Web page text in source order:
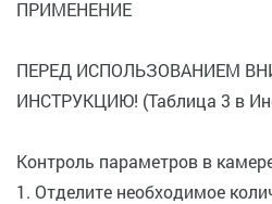
ПРИМЕНЕНИЕ
ПЕРЕД ИСПОЛЬЗОВАНИЕМ
ИНСТРУКЦИЮ! (Таблица 3 в
Контроль параметров в
1. Отделите необходимое